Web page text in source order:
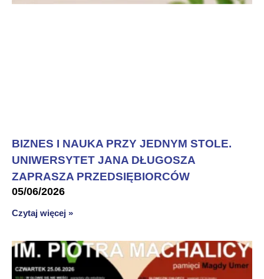
BIZNES I NAUKA PRZY JEDNYM STOLE.
UNIWERSYTET JANA DŁUGOSZA
ZAPRASZA PRZEDSIĘBIORCÓW
05/06/2026
Czytaj więcej »